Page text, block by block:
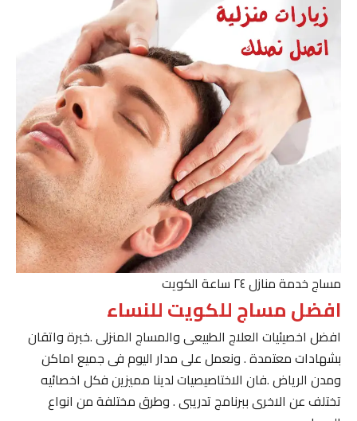
مساج خدمة منازل ٢٤ ساعة الكويت
افضل مساج للكويت للنساء
افضل اخصيئيات العلاج الطبيعى والمساج المنزلى .خبرة واتقان
بشهادات معتمدة . ونعمل على مدار اليوم فى جميع اماكن
ومدن الرياض .فان الاختاصيصيات لدينا مميزين فكل اخصائيه
تختلف عن الاخرى ببرنامج تدريبى . وطرق مختلفة من انواع